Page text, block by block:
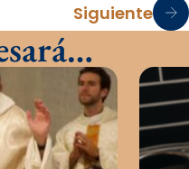
Siguiente